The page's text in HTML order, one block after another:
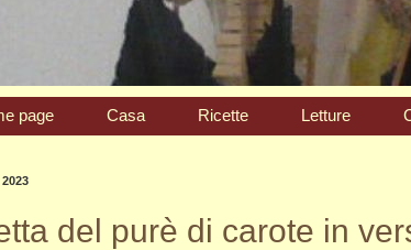
page Casa Ricette Letture
del purè di carote in